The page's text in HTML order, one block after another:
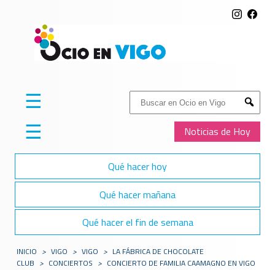
Buscar:
Submit
Noticias de Hoy
☰
☰
Qué hacer hoy
Qué hacer mañana
Qué hacer el fin de semana
INICIO > VIGO > VIGO > LA FÁBRICA DE CHOCOLATE
CLUB > CONCIERTOS > CONCIERTO DE FAMILIA CAAMAGNO EN VIGO